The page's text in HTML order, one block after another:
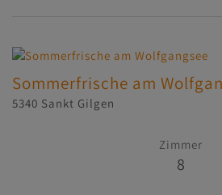
Sommerfrische am
5340 Sankt Gilgen
Zimmer
8